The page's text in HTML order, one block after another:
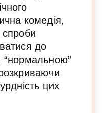
комедія,
спроби
до
“нормальною”
цих